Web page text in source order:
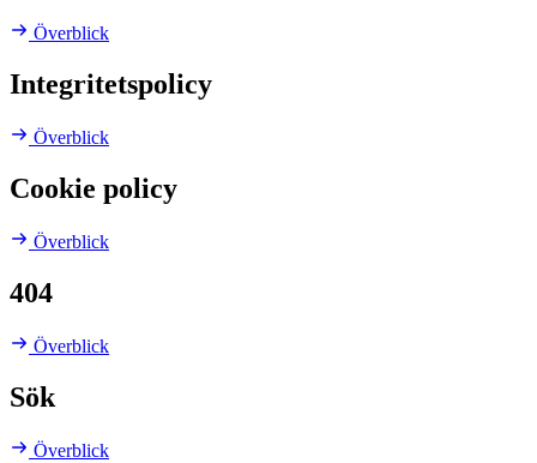
Överblick
Integritetspolicy
Överblick
Cookie policy
Överblick
404
Överblick
Sök
Överblick